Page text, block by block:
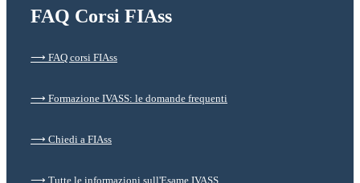
FAQ Corsi FIAss
⟶ FAQ corsi FIAss
⟶ Formazione IVASS: le domande frequenti
⟶ Chiedi a FIAss
⟶ Tutte le informazioni sull'Esame IVASS